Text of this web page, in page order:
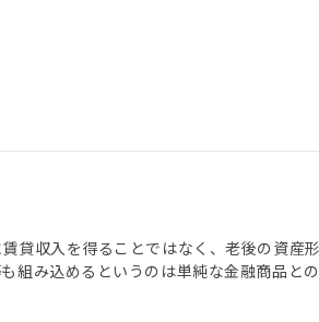
貸収入を得ることではなく、老後の資産
組み込めるというのは単純な金融商品と